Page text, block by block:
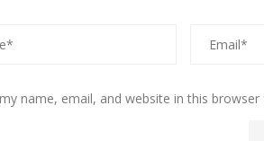
name, email, and website in this